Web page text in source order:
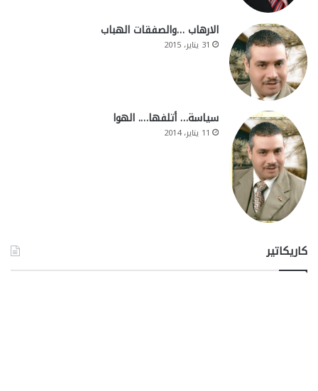
الارهاب …والصفقات الهباب
31 يناير، 2015
سياسة… أتلفها…. الهوا
11 يناير، 2014
كاريكاتير